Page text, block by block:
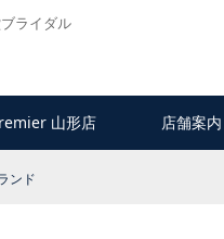
ライダル
山形店 店舗案内
ンド